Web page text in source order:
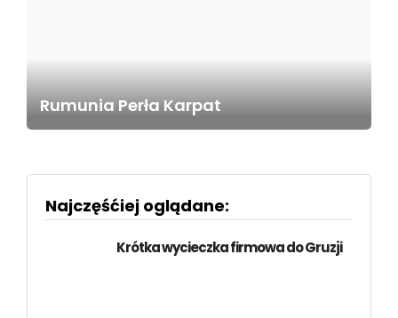
Rumunia Perła Karpat
Najczęśćiej oglądane:
Krótka wycieczka firmowa do Gruzji